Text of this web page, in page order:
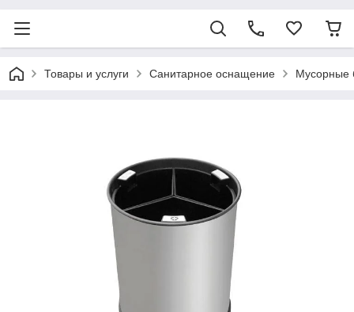
Товары и услуги Санитарное оснащение Мусорные